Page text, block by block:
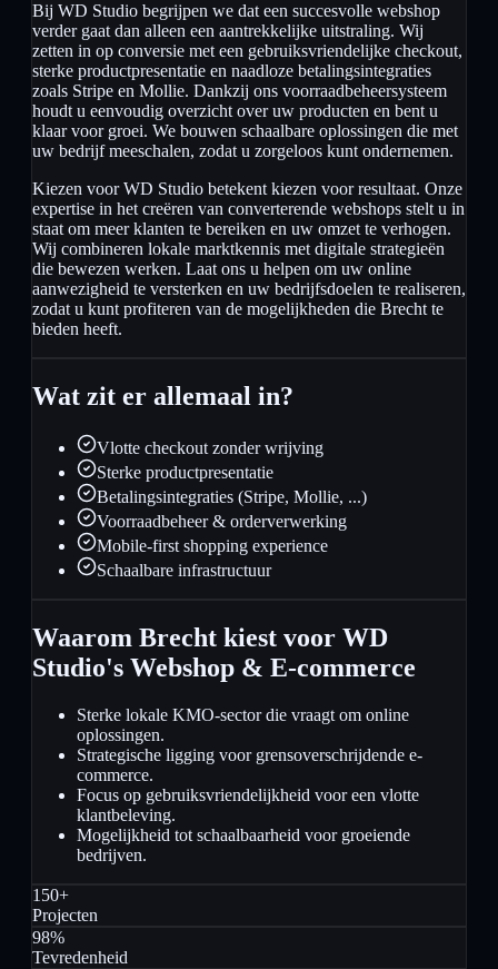
Bij WD Studio begrijpen we dat een succesvolle webshop
verder gaat dan alleen een aantrekkelijke uitstraling. Wij
zetten in op conversie met een gebruiksvriendelijke checkout,
sterke productpresentatie en naadloze betalingsintegraties
zoals Stripe en Mollie. Dankzij ons voorraadbeheersysteem
houdt u eenvoudig overzicht over uw producten en bent u
klaar voor groei. We bouwen schaalbare oplossingen die met
uw bedrijf meeschalen, zodat u zorgeloos kunt ondernemen.
Kiezen voor WD Studio betekent kiezen voor resultaat. Onze
expertise in het creëren van converterende webshops stelt u in
staat om meer klanten te bereiken en uw omzet te verhogen.
Wij combineren lokale marktkennis met digitale strategieën
die bewezen werken. Laat ons u helpen om uw online
aanwezigheid te versterken en uw bedrijfsdoelen te realiseren,
zodat u kunt profiteren van de mogelijkheden die Brecht te
bieden heeft.
Wat zit er allemaal in?
Vlotte checkout zonder wrijving
Sterke productpresentatie
Betalingsintegraties (Stripe, Mollie, ...)
Voorraadbeheer & orderverwerking
Mobile-first shopping experience
Schaalbare infrastructuur
Waarom Brecht kiest voor WD
Studio's Webshop & E-commerce
Sterke lokale KMO-sector die vraagt om online
oplossingen.
Strategische ligging voor grensoverschrijdende e-
commerce.
Focus op gebruiksvriendelijkheid voor een vlotte
klantbeleving.
Mogelijkheid tot schaalbaarheid voor groeiende
bedrijven.
150+
Projecten
98%
Tevredenheid